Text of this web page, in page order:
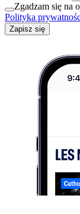
Zgadzam się na
Polityka
Zapisz się